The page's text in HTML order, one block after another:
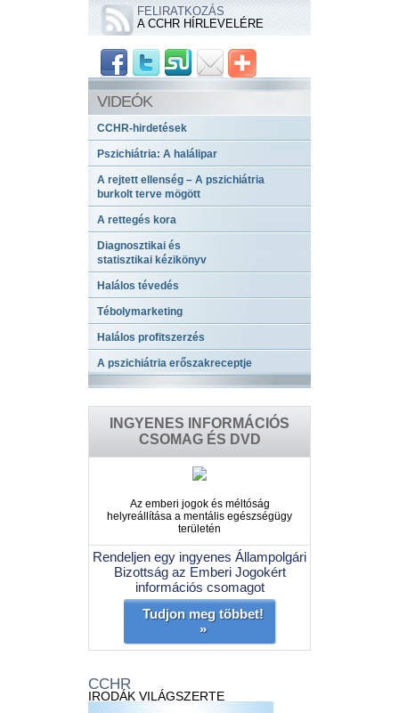
FELIRATKOZÁS
A CCHR HÍRLEVELÉRE
VIDEÓK
CCHR-hirdetések
Pszichiátria: A halálipar
A rejtett ellenség – A pszichiátria
burkolt terve mögött
A rettegés kora
Diagnosztikai és
statisztikai kézikönyv
Halálos tévedés
Tébolymarketing
Halálos profitszerzés
A pszichiátria erőszakreceptje
INGYENES INFORMÁCIÓS
CSOMAG ÉS DVD
Az emberi jogok és méltóság
helyreállítása a mentális egészségügy
területén
Rendeljen egy ingyenes Állampolgári
Bizottság az Emberi Jogokért
információs csomagot
Tudjon meg többet!
»
CCHR
IRODÁK VILÁGSZERTE